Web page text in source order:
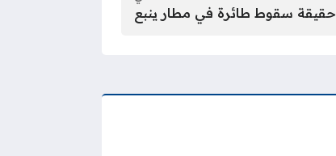
حقيقة سقوط طائرة في مطار ينبع